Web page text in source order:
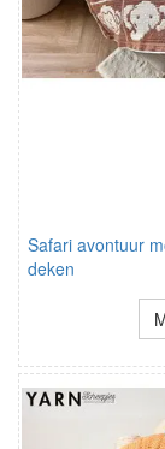
Safari avontuur
deken